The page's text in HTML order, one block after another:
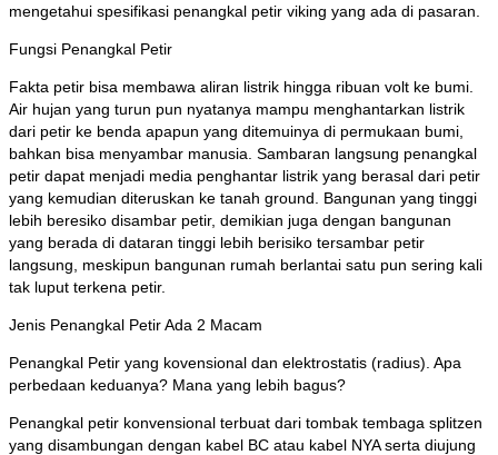
mengetahui spesifikasi penangkal petir viking yang ada di pasaran.
Fungsi Penangkal Petir
Fakta petir bisa membawa aliran listrik hingga ribuan volt ke bumi.
Air hujan yang turun pun nyatanya mampu menghantarkan listrik
dari petir ke benda apapun yang ditemuinya di permukaan bumi,
bahkan bisa menyambar manusia. Sambaran langsung penangkal
petir dapat menjadi media penghantar listrik yang berasal dari petir
yang kemudian diteruskan ke tanah ground. Bangunan yang tinggi
lebih beresiko disambar petir, demikian juga dengan bangunan
yang berada di dataran tinggi lebih berisiko tersambar petir
langsung, meskipun bangunan rumah berlantai satu pun sering kali
tak luput terkena petir.
Jenis Penangkal Petir Ada 2 Macam
Penangkal Petir yang kovensional dan elektrostatis (radius). Apa
perbedaan keduanya? Mana yang lebih bagus?
Penangkal petir konvensional terbuat dari tombak tembaga splitzen
yang disambungan dengan kabel BC atau kabel NYA serta diujung